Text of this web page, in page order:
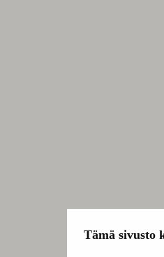
Tämä sivusto